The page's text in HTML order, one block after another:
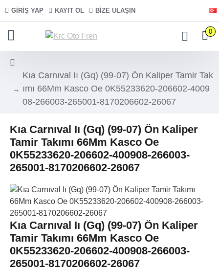
GIRIŞ YAP KAYIT OL BIZE ULAŞIN
0
Kıa Carnıval Iı (Gq) (99-07) Ön Kaliper Tamir Tak
ımı 66Mm Kasco Oe 0K55233620-206602-4009
08-266003-265001-8170206602-26067
Kıa Carnıval Iı (Gq) (99-07) Ön Kaliper
Tamir Takımı 66Mm Kasco Oe
0K55233620-206602-400908-266003-
265001-8170206602-26067
Kıa Carnıval Iı (Gq) (99-07) Ön Kaliper
Tamir Takımı 66Mm Kasco Oe
0K55233620-206602-400908-266003-
265001-8170206602-26067